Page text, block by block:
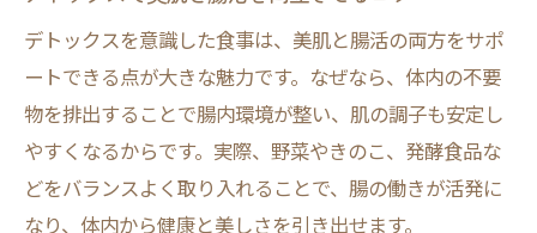
デトックススープで体の中からリセット
毎日続けやすいデトックスおかずの工夫
毎日続く腸内デトックスメニューの工夫
デトックス習慣を続けるための工夫とは
デトックスを意識した食事は、美肌と腸活の両方をサポ
ートできる点が大きな魅力です。なぜなら、体内の不要
物を排出することで腸内環境が整い、肌の調子も安定し
やすくなるからです。実際、野菜やきのこ、発酵食品な
どをバランスよく取り入れることで、腸の働きが活発に
なり、体内から健康と美しさを引き出せます。